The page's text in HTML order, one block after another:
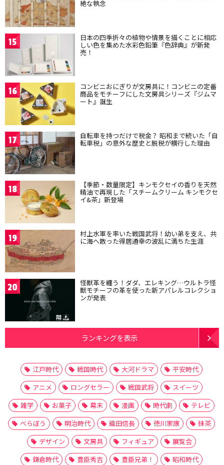
絶な執念
15 日本の四季折々の植物や情景を描くことに相応
しい色を集めた水彩色鉛筆『色辞典』が新発
売！
16 コンビニおにぎりが文房具に！コンビニの定番
商品をモチーフにした文房具シリーズ『ジムマ
ート』誕生
17 自転車を持つだけで税金？ 昭和まで続いた「自
転車税」の意外な歴史と脱税が横行した理由
18 【季節・数量限定】キンモクセイの香りを天然
精油で再現した「スチームクリーム キンモクセ
イ&茶」新登場
19 村上水軍を率いた戦国武将！幼い弟を支え、共
に海へ散った得居通幸の波乱に満ちた生涯
20 怪獣革を纏う！ダダ、エレキング…ウルトラ怪
獣モチーフの革を使った新アパレルコレクショ
ンが発表
ランキングを表示
江戸時代 戦国時代 大河ドラマ
平安時代
アニメ
ロングセラー 戦国武将
スイーツ
雑学
お菓子 幕末 漫画 時代劇
テレビ
べらぼう
明治時代 織田信長 徳川家康
抹茶
デザイン
文房具 フィギュア
展覧会
鎌倉時代
豊臣秀吉 豊臣兄弟！
昭和時代